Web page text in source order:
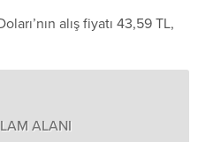
alış fiyatı 43,59 TL,
ALANI